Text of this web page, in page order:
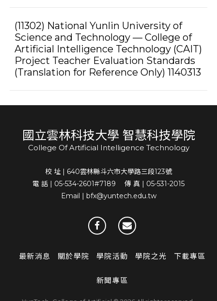
(11302) National Yunlin University of
Science and Technology — College of
Artificial Intelligence Technology (CAIT)
Project Teacher Evaluation Standards
(Translation for Reference Only) 1140313
國立雲林科技大學 智慧科技學院
College Of Artificial Intelligence Technology
校 址 | 640雲林縣斗六市大學路三段123號
電 話 | 05-534-2601#7189 傳 真 | 05-531-2015
Email | bfx@yuntech.edu.tw
最新消息 關於學院 學院活動 學院之光 下載專區
新聞專區